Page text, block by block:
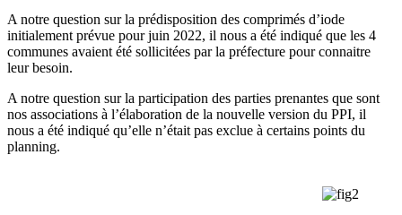
A notre question sur la prédisposition des comprimés d’iode
initialement prévue pour juin 2022, il nous a été indiqué que les 4
communes avaient été sollicitées par la préfecture pour connaitre
leur besoin.
A notre question sur la participation des parties prenantes que sont
nos associations à l’élaboration de la nouvelle version du PPI, il
nous a été indiqué qu’elle n’était pas exclue à certains points du
planning.